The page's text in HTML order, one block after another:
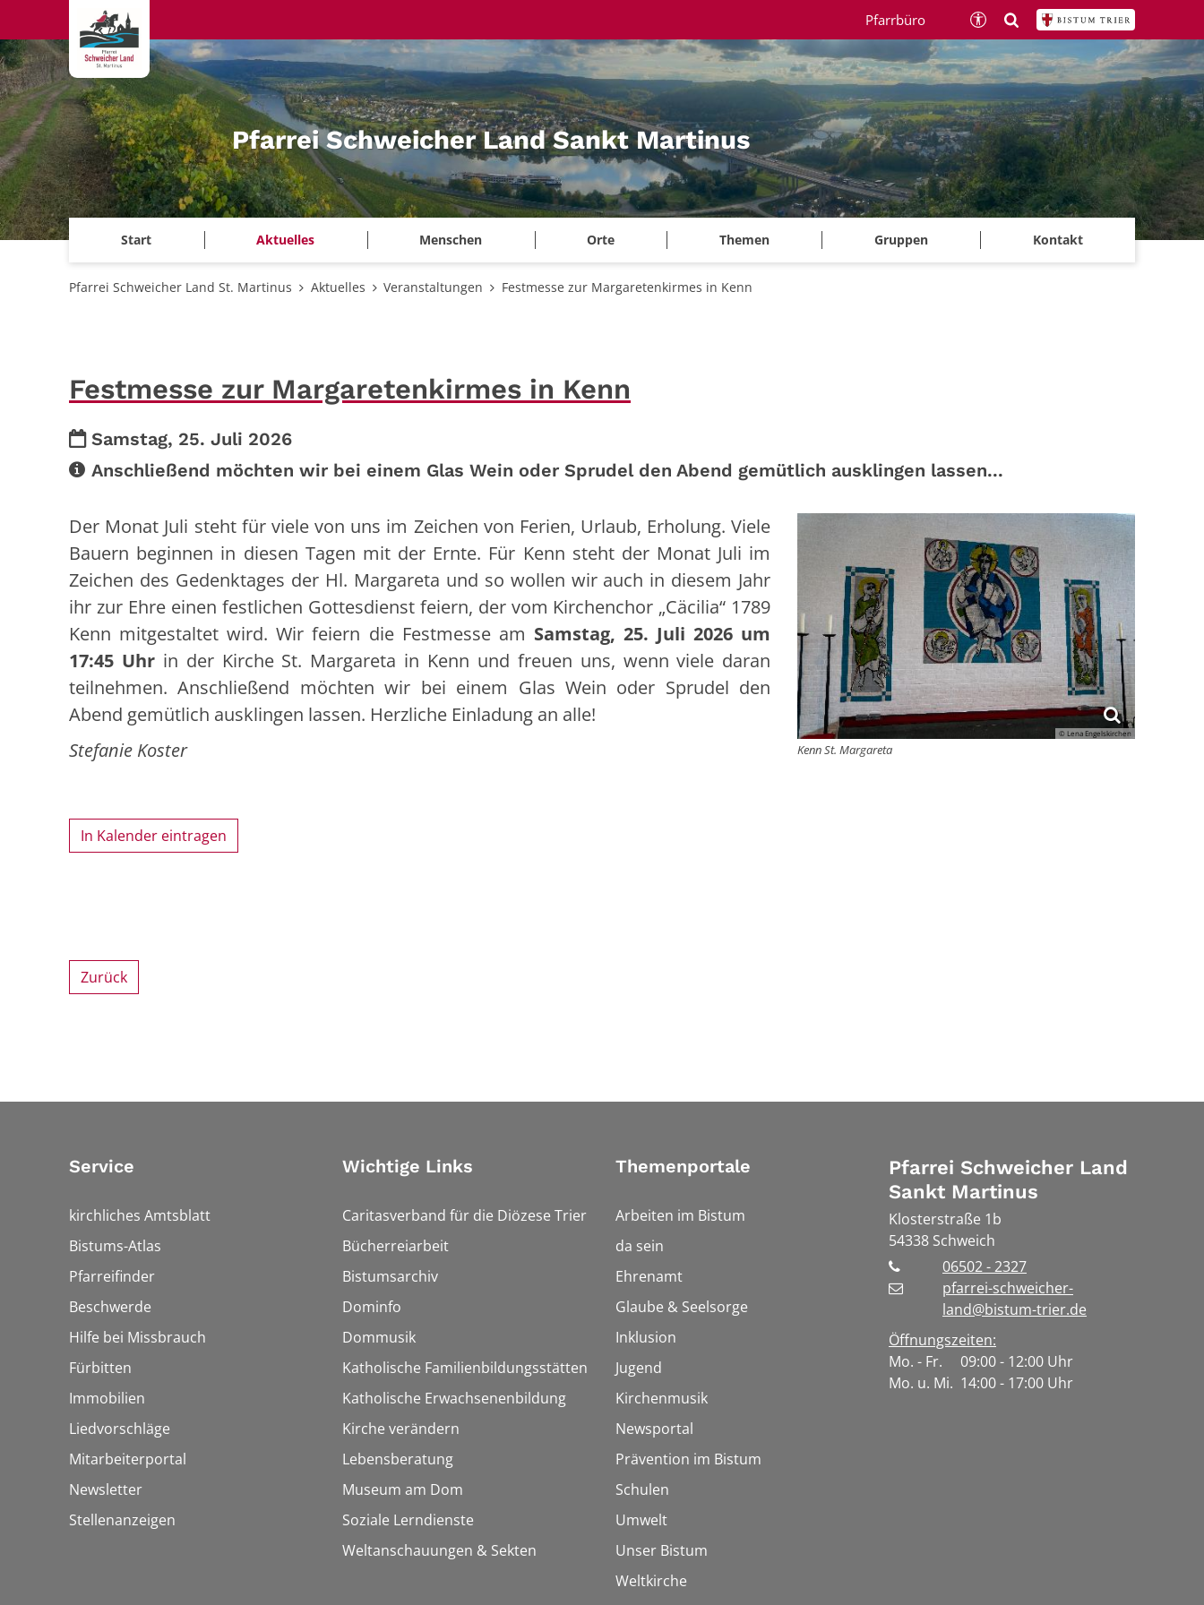
Zum Inhalt springen
Pfarrei Schweicher Land Sankt Martinus
Start Aktuelles Menschen Orte Themen Gruppen Kontakt
Pfarrbüro
Pfarrei Schweicher Land St. Martinus Aktuelles Veranstaltungen Festmesse zur Margaretenkirmes in Kenn
Festmesse zur Margaretenkirmes in Kenn
Datum:
Samstag, 25. Juli 2026
Art bzw. Nummer:
Anschließend möchten wir bei einem Glas Wein oder Sprudel den Abend gemütlich ausklingen lassen...
© Lena Engelskirchen
Kenn St. Margareta
Der Monat Juli steht für viele von uns im Zeichen von Ferien, Urlaub, Erholung. Viele
Bauern beginnen in diesen Tagen mit der Ernte. Für Kenn steht der Monat Juli im
Zeichen des Gedenktages der Hl. Margareta und so wollen wir auch in diesem Jahr
ihr zur Ehre einen festlichen Gottesdienst feiern, der vom Kirchenchor „Cäcilia“ 1789
Kenn mitgestaltet wird. Wir feiern die Festmesse am Samstag, 25. Juli 2026 um
17:45 Uhrin der Kirche St. Margareta in Kenn und freuen uns, wenn viele daran
teilnehmen. Anschließend möchten wir bei einem Glas Wein oder Sprudel den
Abend gemütlich ausklingen lassen. Herzliche Einladung an alle!
Stefanie Koster
In Kalender eintragen
Zurück
Service
kirchliches Amtsblatt
Bistums-Atlas
Pfarreifinder
Beschwerde
Hilfe bei Missbrauch
Fürbitten
Immobilien
Liedvorschläge
Mitarbeiterportal
Newsletter
Stellenanzeigen
Wichtige Links
Caritasverband für die Diözese Trier
Bücherreiarbeit
Bistumsarchiv
Dominfo
Dommusik
Katholische Familienbildungsstätten
Katholische Erwachsenenbildung
Kirche verändern
Lebensberatung
Museum am Dom
Soziale Lerndienste
Weltanschauungen & Sekten
Themenportale
Arbeiten im Bistum
da sein
Ehrenamt
Glaube & Seelsorge
Inklusion
Jugend
Kirchenmusik
Newsportal
Prävention im Bistum
Schulen
Umwelt
Unser Bistum
Weltkirche
Pfarrei Schweicher Land
Sankt Martinus
Klosterstraße 1b
54338 Schweich
06502 - 2327
pfarrei-schweicher-
land@bistum-trier.de
Öffnungszeiten:
Mo. - Fr. 09:00 - 12:00 Uhr
Mo. u. Mi. 14:00 - 17:00 Uhr